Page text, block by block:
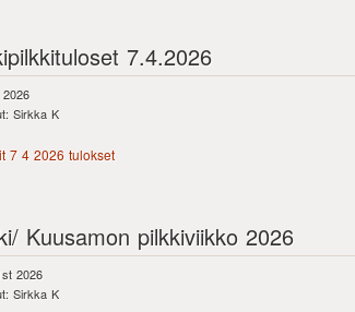
7.4.2026
Sirkka K
7 4 2026 tulokset
Kuusamon pilkkiviikko 2026
2026
Sirkka K